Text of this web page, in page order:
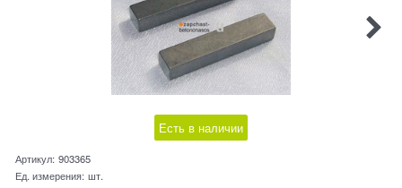
Есть в наличии
Артикул: 903365
Ед. измерения: шт.